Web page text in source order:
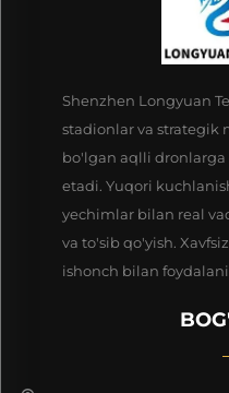
Shenzhen Longyuan
stadionlar va strategik
bo'lgan aqlli
etadi. Yuqori
yechimlar bilan real
va to'sib qo'yish.
ishonch bilan